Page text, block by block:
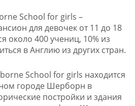
School for girls –
для девочек от 11 до 18
около 400 учениц, 10% из
в Англию из других стран.
School for girls находится
городе Шерборн в
постройки и здания